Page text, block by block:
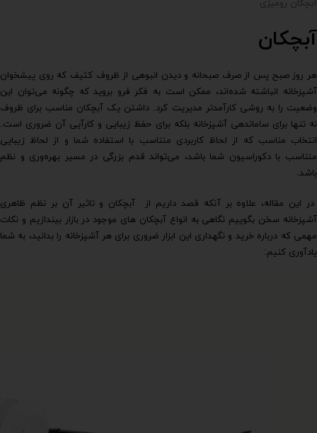
آبچکان رومیزی
آبچکان
هر روز صبح پس از صرف صبحانه و دیدن انبوهی از ظروف کثیف که روی پیشخوان
آشپزخانه انباشته شده‌اند، ممکن است به فکر فرو بروید که چگونه می‌توان این
وضعیت را به روشی کارآمدتر مدیریت کرد. داشتن یک آبچکان مناسب برای ظروف
نه تنها برای ساماندهی آشپزخانه بلکه برای حفظ زیبایی و کارآیی آن ضروری است.
انتخاب مناسب که از لحاظ کاربردی متناسب با استفاده شما و از لحاظ زیبایی
متناسب با دکوراسیون شما باشد، می‌تواند قدم بزرگی در مسیر بهره‌وری و نظم
باشد.
در این مقاله، علاوه بر آنکه قصد داریم از آبچکان و تاثیر آن بر نظم ظاهری
آشپزخانه سخن بگوییم نگاهی به انواع آبچکان های موجود در بازار بیندازیم و نکات
مهمی که درباره خرید و نگهداری این ابزار ضروری برای هر آشپزخانه را بدانید، به شما
یادآوری کنیم: